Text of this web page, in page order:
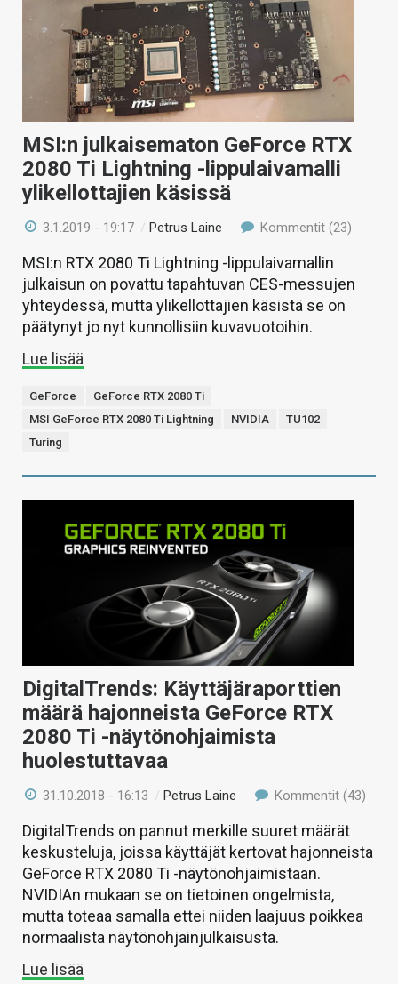
MSI:n julkaisematon GeForce RTX
2080 Ti Lightning -lippulaivamalli
ylikellottajien käsissä
3.1.2019 - 19:17 /Petrus Laine Kommentit (23)
MSI:n RTX 2080 Ti Lightning -lippulaivamallin
julkaisun on povattu tapahtuvan CES-messujen
yhteydessä, mutta ylikellottajien käsistä se on
päätynyt jo nyt kunnollisiin kuvavuotoihin.
Lue lisää
GeForce
GeForce RTX 2080 Ti
MSI GeForce RTX 2080 Ti Lightning
NVIDIA
TU102
Turing
DigitalTrends: Käyttäjäraporttien
määrä hajonneista GeForce RTX
2080 Ti -näytönohjaimista
huolestuttavaa
31.10.2018 - 16:13 / Petrus Laine Kommentit (43)
DigitalTrends on pannut merkille suuret määrät
keskusteluja, joissa käyttäjät kertovat hajonneista
GeForce RTX 2080 Ti -näytönohjaimistaan.
NVIDIAn mukaan se on tietoinen ongelmista,
mutta toteaa samalla ettei niiden laajuus poikkea
normaalista näytönohjainjulkaisusta.
Lue lisää